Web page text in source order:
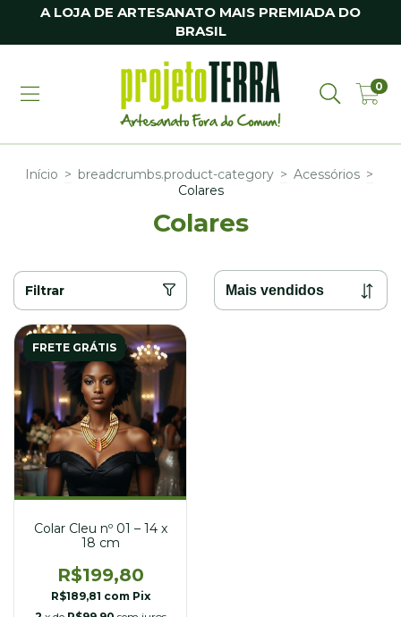
A LOJA DE ARTESANATO MAIS PREMIADA DO
BRASIL
0
Início > breadcrumbs.product-category > Acessórios >
Colares
Colares
Filtrar
FRETE GRÁTIS
Colar Cleu nº 01 – 14 x
18 cm
R$199,80
R$189,81 com Pix